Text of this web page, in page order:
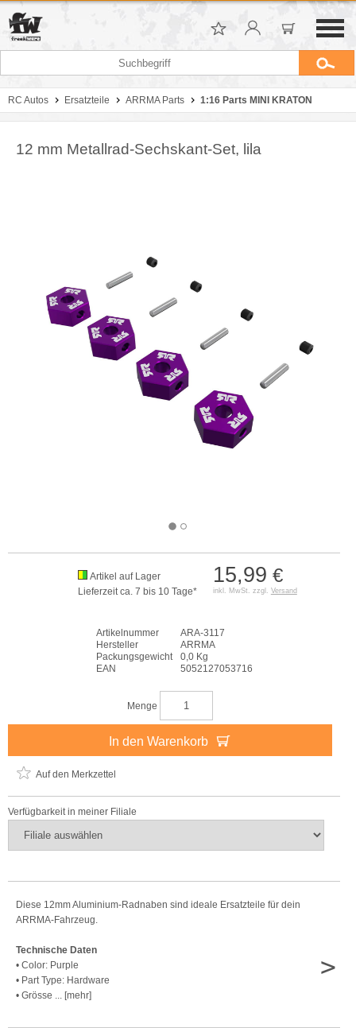
RC Autos Ersatzteile ARRMA Parts 1:16 Parts MINI KRATON
12 mm Metallrad-Sechskant-Set, lila
15,99 €
inkl. MwSt. zzgl. Versand
Artikel auf Lager
Lieferzeit ca. 7 bis 10 Tage*
Artikelnummer
ARA-3117
Hersteller
ARRMA
Packungsgewicht
0,0 Kg
EAN
5052127053716
Menge
In den Warenkorb
Auf den Merkzettel
Verfügbarkeit in meiner Filiale
Diese 12mm Aluminium-Radnaben sind ideale Ersatzteile für dein
ARRMA-Fahrzeug.
Technische Daten
• Color: Purple
• Part Type: Hardware
• Grösse ... [mehr]
>